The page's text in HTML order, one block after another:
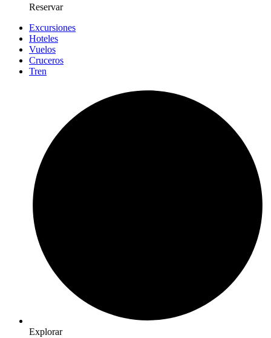
Reservar
Excursiones
Hoteles
Vuelos
Cruceros
Tren
Explorar